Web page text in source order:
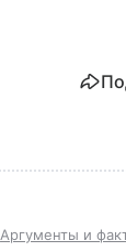
Аргументы и